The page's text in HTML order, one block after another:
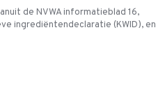
de NVWA informatieblad 16,
ingrediëntendeclaratie (KWID), en